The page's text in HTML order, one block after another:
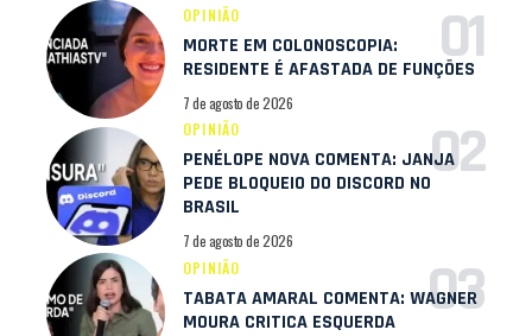
OPINIÃO
MORTE EM COLONOSCOPIA:
RESIDENTE É AFASTADA DE FUNÇÕES
7 de agosto de 2026
OPINIÃO
PENÉLOPE NOVA COMENTA: JANJA
PEDE BLOQUEIO DO DISCORD NO
BRASIL
7 de agosto de 2026
OPINIÃO
TABATA AMARAL COMENTA: WAGNER
MOURA CRITICA ESQUERDA